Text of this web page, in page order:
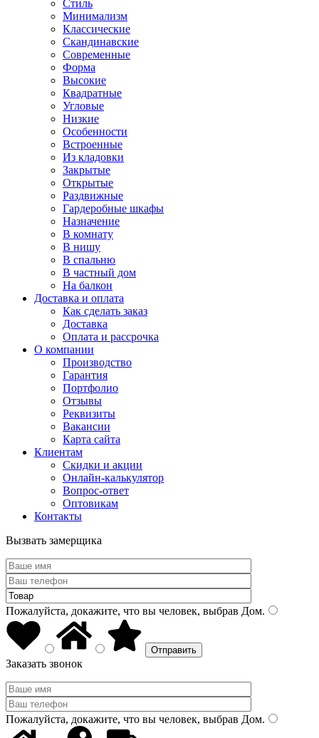
Стиль
Минимализм
Классические
Скандинавские
Современные
Форма
Высокие
Квадратные
Угловые
Низкие
Особенности
Встроенные
Из кладовки
Закрытые
Открытые
Раздвижные
Гардеробные шкафы
Назначение
В комнату
В нишу
В спальню
В частный дом
На балкон
Доставка и оплата
Как сделать заказ
Доставка
Оплата и рассрочка
О компании
Производство
Гарантия
Портфолио
Отзывы
Реквизиты
Вакансии
Карта сайта
Клиентам
Скидки и акции
Онлайн-калькулятор
Вопрос-ответ
Оптовикам
Контакты
Вызвать замерщика
Пожалуйста, докажите, что вы человек, выбрав Дом.
Заказать звонок
Пожалуйста, докажите, что вы человек, выбрав Дом.